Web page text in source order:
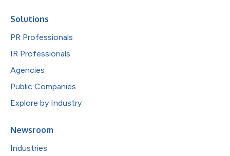
Solutions
PR Professionals
IR Professionals
Agencies
Public Companies
Explore by Industry
Newsroom
Industries